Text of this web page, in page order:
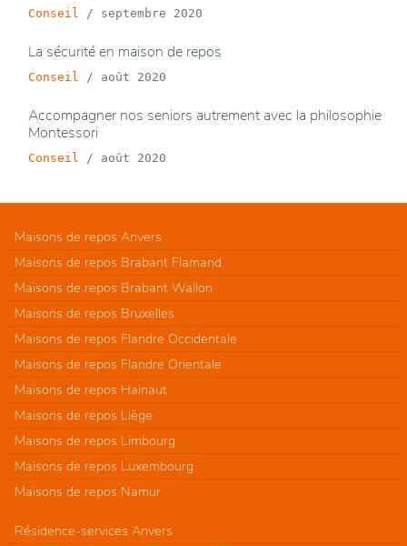
Conseil / septembre 2020
La sécurité en maison de repos
Conseil / août 2020
Accompagner nos seniors autrement avec la philosophie
Montessori
Conseil / août 2020
Maisons de repos Anvers
Maisons de repos Brabant Flamand
Maisons de repos Brabant Wallon
Maisons de repos Bruxelles
Maisons de repos Flandre Occidentale
Maisons de repos Flandre Orientale
Maisons de repos Hainaut
Maisons de repos Liège
Maisons de repos Limbourg
Maisons de repos Luxembourg
Maisons de repos Namur
Résidence-services Anvers